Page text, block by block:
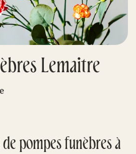
Lemaitre
pompes funèbres à